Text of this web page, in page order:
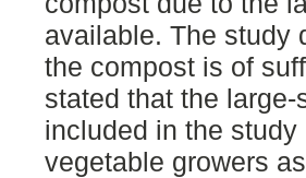
available. The study
the compost is of
stated that the
included in the
vegetable growers